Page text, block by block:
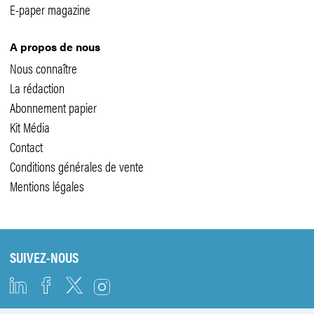
E-paper magazine
A propos de nous
Nous connaître
La rédaction
Abonnement papier
Kit Média
Contact
Conditions générales de vente
Mentions légales
SUIVEZ-NOUS